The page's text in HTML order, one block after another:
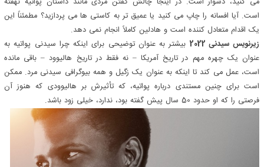
است. آیا افسانه را چاپ می کنید یا عمیق تر به کاستی ها می پردازید؟ مطمئناً این
یک اقدام متعادل کننده است و هادلین کاملاً انجام نمی دهد.
زیرنویس سیدنی 2022
بیشتر به عنوان توضیحی برای اینکه چرا سیدنی پواتیه به
عنوان یک چهره مهم در تاریخ آمریکا – نه فقط در تاریخ هالیوود – باقی مانده
است، عمل می کند تا اینکه به عنوان یک زگیل و همه بیوگرافی سیدنی مرد. ممکن
است برای چنین مستندی درباره پواتیه، که تأثیرش بر هالیوودی که هنوز آن
فرصتی را که او حدود 50 سال پیش گفته بود، ندارد، خیلی زود باشد.